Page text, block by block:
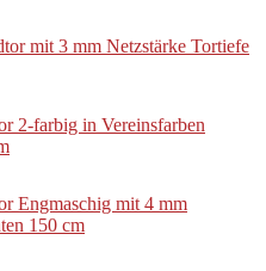
mit 3 mm Netzstärke Tortiefe
2-farbig in Vereinsfarben
Engmaschig mit 4 mm
150 cm